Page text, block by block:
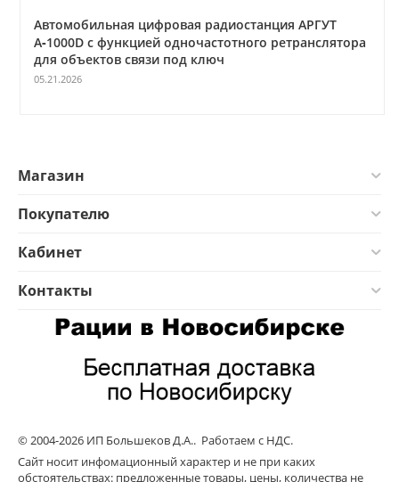
Автомобильная цифровая радиостанция АРГУТ
А‑1000D с функцией одночастотного ретранслятора
для объектов связи под ключ
05.21.2026
Магазин
Покупателю
Кабинет
Контакты
© 2004-2026 ИП Большеков Д.А.. Работаем с НДС.
Сайт носит инфомационный характер и не при каких
обстоятельствах: предложенные товары, цены, количества не